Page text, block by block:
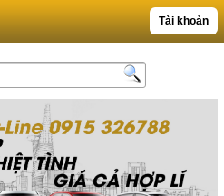
Tài khoản